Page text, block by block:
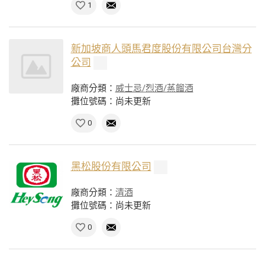
1
新加坡商人頭馬君度股份有限公司台灣分
公司
廠商分類： 威士忌/烈酒/蒸餾酒
攤位號碼：尚未更新
0
黑松股份有限公司
廠商分類： 清酒
攤位號碼：尚未更新
0